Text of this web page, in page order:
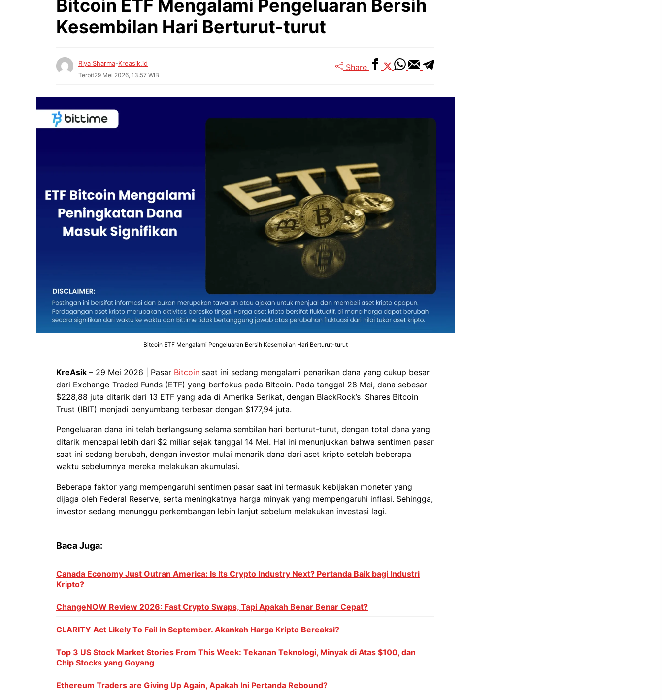
Bitcoin ETF Mengalami Pengeluaran Bersih
Kesembilan Hari Berturut-turut
Riya Sharma-Kreasik.id
Terbit29 Mei 2026, 13:57 WIB
Share
Bitcoin ETF Mengalami Pengeluaran Bersih Kesembilan Hari Berturut-turut
KreAsik – 29 Mei 2026 | Pasar Bitcoin saat ini sedang mengalami penarikan dana yang cukup besar
dari Exchange-Traded Funds (ETF) yang berfokus pada Bitcoin. Pada tanggal 28 Mei, dana sebesar
$228,88 juta ditarik dari 13 ETF yang ada di Amerika Serikat, dengan BlackRock’s iShares Bitcoin
Trust (IBIT) menjadi penyumbang terbesar dengan $177,94 juta.
Pengeluaran dana ini telah berlangsung selama sembilan hari berturut-turut, dengan total dana yang
ditarik mencapai lebih dari $2 miliar sejak tanggal 14 Mei. Hal ini menunjukkan bahwa sentimen pasar
saat ini sedang berubah, dengan investor mulai menarik dana dari aset kripto setelah beberapa
waktu sebelumnya mereka melakukan akumulasi.
Beberapa faktor yang mempengaruhi sentimen pasar saat ini termasuk kebijakan moneter yang
dijaga oleh Federal Reserve, serta meningkatnya harga minyak yang mempengaruhi inflasi. Sehingga,
investor sedang menunggu perkembangan lebih lanjut sebelum melakukan investasi lagi.
Baca Juga:
Canada Economy Just Outran America: Is Its Crypto Industry Next? Pertanda Baik bagi Industri
Kripto?
ChangeNOW Review 2026: Fast Crypto Swaps, Tapi Apakah Benar Benar Cepat?
CLARITY Act Likely To Fail in September. Akankah Harga Kripto Bereaksi?
Top 3 US Stock Market Stories From This Week: Tekanan Teknologi, Minyak di Atas $100, dan
Chip Stocks yang Goyang
Ethereum Traders are Giving Up Again, Apakah Ini Pertanda Rebound?